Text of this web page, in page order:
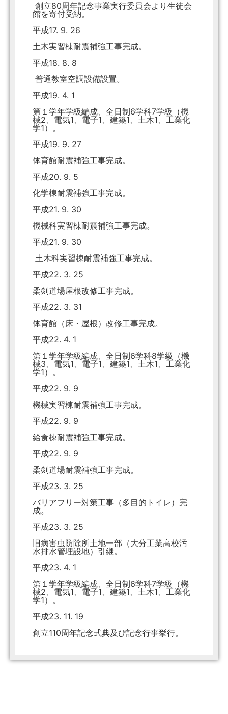
創立80周年記念事業実行委員会より生徒会
館を寄付受納。
平成17. 9. 26
土木実習棟耐震補強工事完成。
平成18. 8. 8
普通教室空調設備設置。
平成19. 4. 1
第１学年学級編成、全日制6学科7学級（機
械2、電気1、電子1、建築1、土木1、工業化
学1）。
平成19. 9. 27
体育館耐震補強工事完成。
平成20. 9. 5
化学棟耐震補強工事完成。
平成21. 9. 30
機械科実習棟耐震補強工事完成。
平成21. 9. 30
土木科実習棟耐震補強工事完成。
平成22. 3. 25
柔剣道場屋根改修工事完成。
平成22. 3. 31
体育館（床・屋根）改修工事完成。
平成22. 4. 1
第１学年学級編成、全日制6学科8学級（機
械3、電気1、電子1、建築1、土木1、工業化
学1）。
平成22. 9. 9
機械実習棟耐震補強工事完成。
平成22. 9. 9
給食棟耐震補強工事完成。
平成22. 9. 9
柔剣道場耐震補強工事完成。
平成23. 3. 25
バリアフリー対策工事（多目的トイレ）完
成。
平成23. 3. 25
旧病害虫防除所土地一部（大分工業高校汚
水排水管埋設地）引継。
平成23. 4. 1
第１学年学級編成、全日制6学科7学級（機
械2、電気1、電子1、建築1、土木1、工業化
学1）。
平成23. 11. 19
創立110周年記念式典及び記念行事挙行。